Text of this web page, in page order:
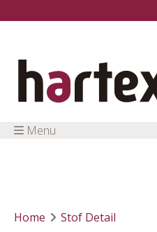
Menu
Home Stof Detail